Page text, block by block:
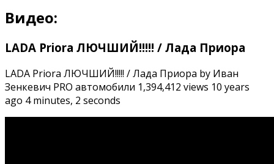
Видео:
LADA Priora ЛЮЧШИЙ!!!!! / Лада Приора
LADA Priora ЛЮЧШИЙ!!!!! / Лада Приора by Иван
Зенкевич PRO автомобили 1,394,412 views 10 years
ago 4 minutes, 2 seconds